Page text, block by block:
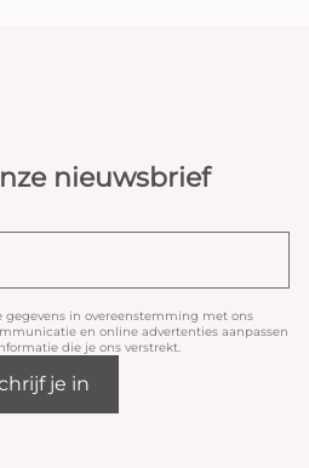
nieuwsbrief
gegevens in overeenstemming met ons
en online advertenties aanpassen
die je ons verstrekt.
je in